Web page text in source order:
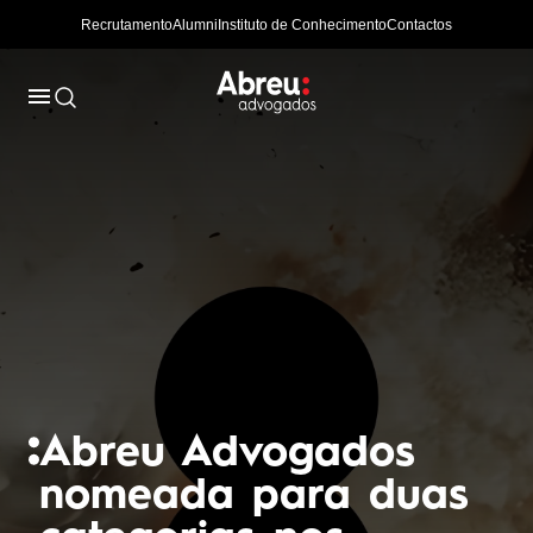
RecrutamentoAlumni Instituto de ConhecimentoContactos
Abreu Advogados
nomeada para duas
Abreu Advogados
assessora construção